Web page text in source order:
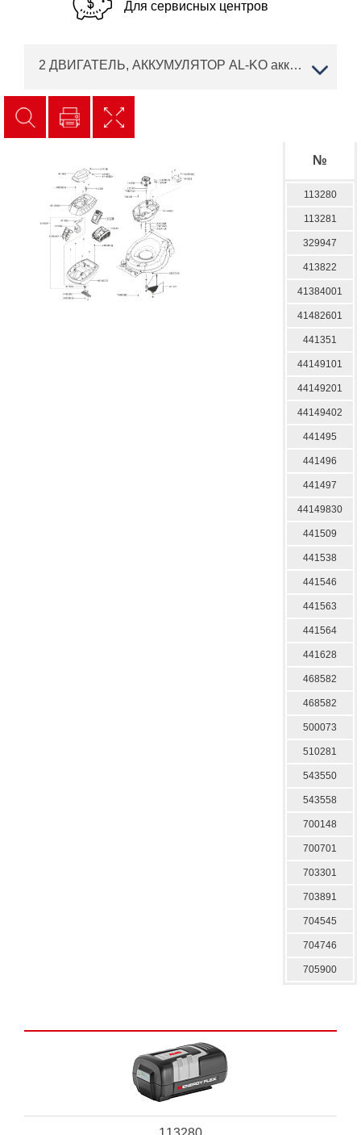
Для сервисных центров
2 ДВИГАТЕЛЬ, АККУМУЛЯТОР AL-KO аккумуляторная Moweo 42.5 Li Артикул: 119705 с 07/2019
№
113280
113281
329947
413822
41384001
41482601
441351
44149101
44149201
44149402
441495
441496
441497
44149830
441509
441538
441546
441563
441564
441628
468582
468582
500073
510281
543550
543558
700148
700701
703301
703891
704545
704746
705900